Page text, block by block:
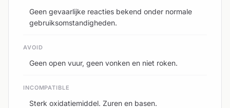
Geen gevaarlijke reacties bekend onder normale
gebruiksomstandigheden.
AVOID
Geen open vuur, geen vonken en niet roken.
INCOMPATIBLE
Sterk oxidatiemiddel. Zuren en basen.